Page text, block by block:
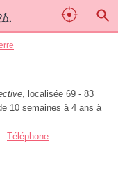
, localisée 69 - 83
10 semaines à 4 ans à
Téléphone